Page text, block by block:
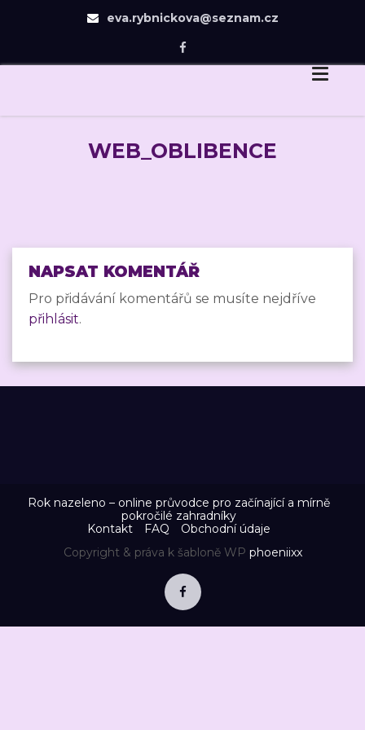
eva.rybnickova@seznam.cz
content
WEB_OBLIBENCE
NAPSAT KOMENTÁŘ
Pro přidávání komentářů se musíte nejdříve
přihlásit.
Rok nazeleno – online průvodce pro začínající a mírně
pokročilé zahradníky
Kontakt
FAQ
Obchodní údaje
Copyright & práva k šabloně WP phoeniixx